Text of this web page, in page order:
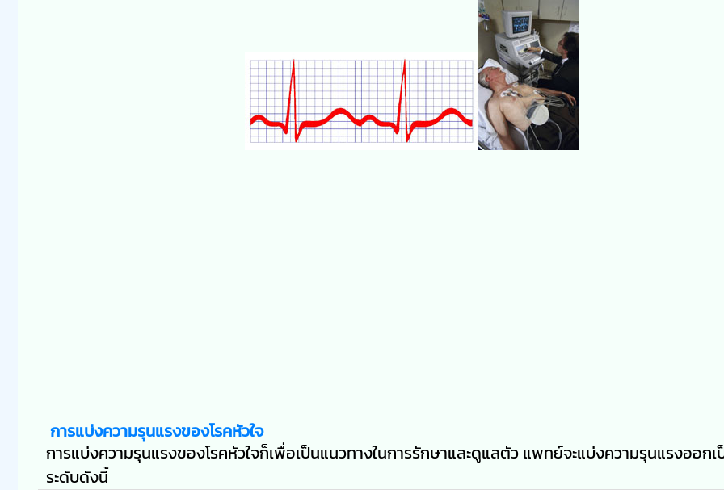
การแบ่งความรุนแรงของโรคหัวใจ
การแบ่งความรุนแรงของโรคหัวใจก็เพื่อเป็นแนวทางในการรักษาและดูแลตัว แพทย์จะแบ่งความรุนแรงออกเ
ระดับดังนี้